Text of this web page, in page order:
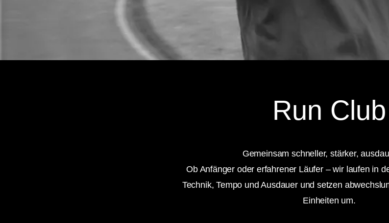
Run Club
Gemeinsam schneller, stärker,
Ob Anfänger oder erfahrener Läufer – wir laufen in
Technik, Tempo und Ausdauer und setzen
Einheiten um.